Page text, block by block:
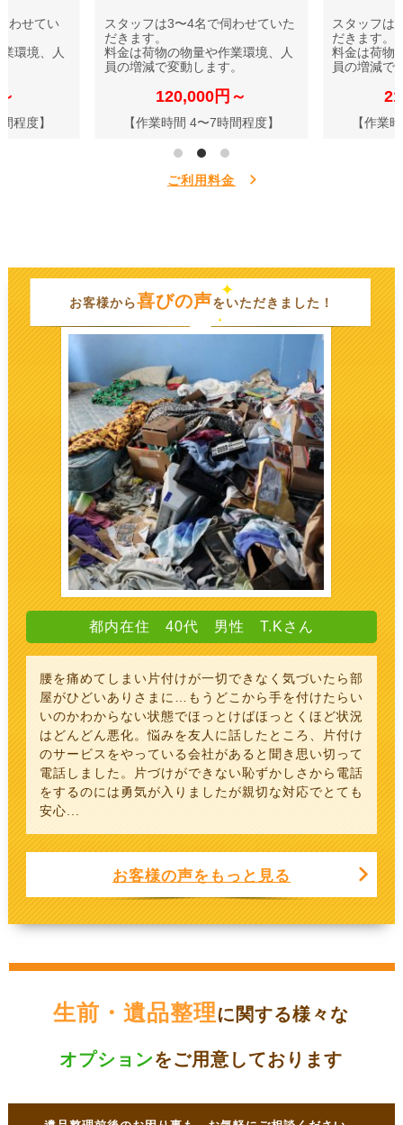
わせてい
環境、人
程度】
スタッフは3〜4名で伺わせていた
だきます。
料金は荷物の物量や作業環境、人
員の増減で変動します。
120,000円～
【作業時間 4〜7時間程度】
スタッフは
だきます。
料金は荷物
員の増減で
【作業
ご利用料金
お客様から喜びの声をいただきました！
都内在住 40代 男性 T.Kさん
腰を痛めてしまい片付けが一切できなく気づいたら部
屋がひどいありさまに…もうどこから手を付けたらい
いのかわからない状態でほっとけばほっとくほど状況
はどんどん悪化。悩みを友人に話したところ、片付け
のサービスをやっている会社があると聞き思い切って
電話しました。片づけができない恥ずかしさから電話
をするのには勇気が入りましたが親切な対応でとても
安心...
お客様の声をもっと見る
生前・遺品整理に関する様々な
オプションをご用意しております